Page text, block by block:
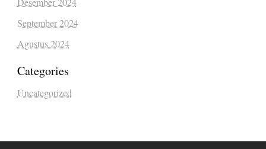
September 2024
Agustus 2024
Categories
Uncategorized